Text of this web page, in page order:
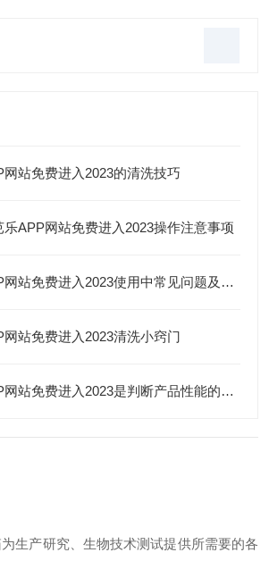
站免费进入2023的清洗技巧
APP网站免费进入2023操作注意事项
恒温恒湿芭乐APP网站免费进入2023使用中常见问题及解决办法
站免费进入2023清洗小窍门
电热恒温芭乐APP网站免费进入2023是判断产品性能的一类仪器
生产研究、生物技术测试提供所需要的各